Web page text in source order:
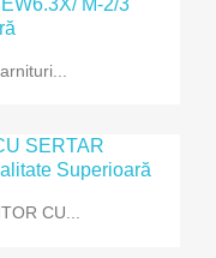
CU...